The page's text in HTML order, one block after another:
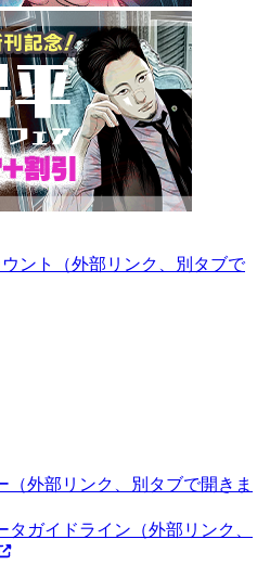
ント
（外部リンク、別タブで
（外部リンク、別タブで開きま
タガイドライン （外部リンク、